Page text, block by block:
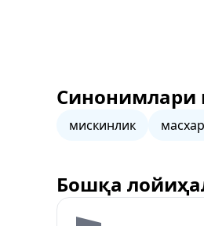
Синонимлари
мискинлик
Бошқа